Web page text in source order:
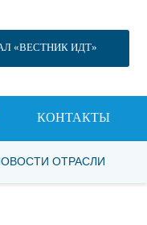
«ВЕСТНИК ИДТ»
КОНТАКТЫ
ОТРАСЛИ